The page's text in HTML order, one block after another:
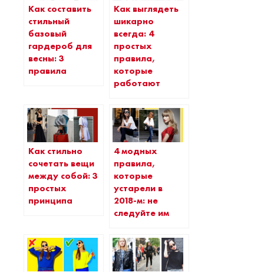
Как составить
стильный
базовый
гардероб для
весны: 3
правила
Как выглядеть
шикарно
всегда: 4
простых
правила,
которые
работают
Как стильно
сочетать вещи
между собой: 3
простых
принципа
4 модных
правила,
которые
устарели в
2018-м: не
следуйте им